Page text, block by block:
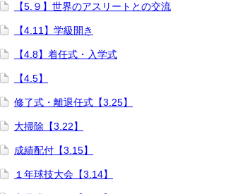
【5.９】世界のアスリートとの交流
【4.11】学級開き
【4.8】着任式・入学式
【4.5】
修了式・離退任式【3.25】
大掃除【3.22】
成績配付【3.15】
１年球技大会【3.14】